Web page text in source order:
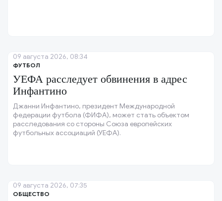
ФУТБОЛ
УЕФА расследует обвинения в адрес
Инфантино
Джанни Инфантино, президент Международной
федерации футбола (ФИФА), может стать объектом
расследования со стороны Союза европейских
футбольных ассоциаций (УЕФА).
09 августа 2026, 08:34
ОБЩЕСТВО
09 августа 2026, 07:35